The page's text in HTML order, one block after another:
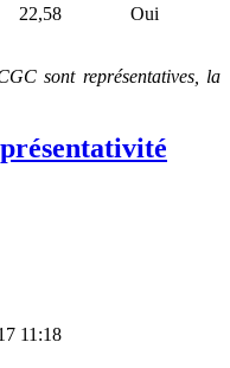
22,58 Oui
sont représentatives, la
11:18